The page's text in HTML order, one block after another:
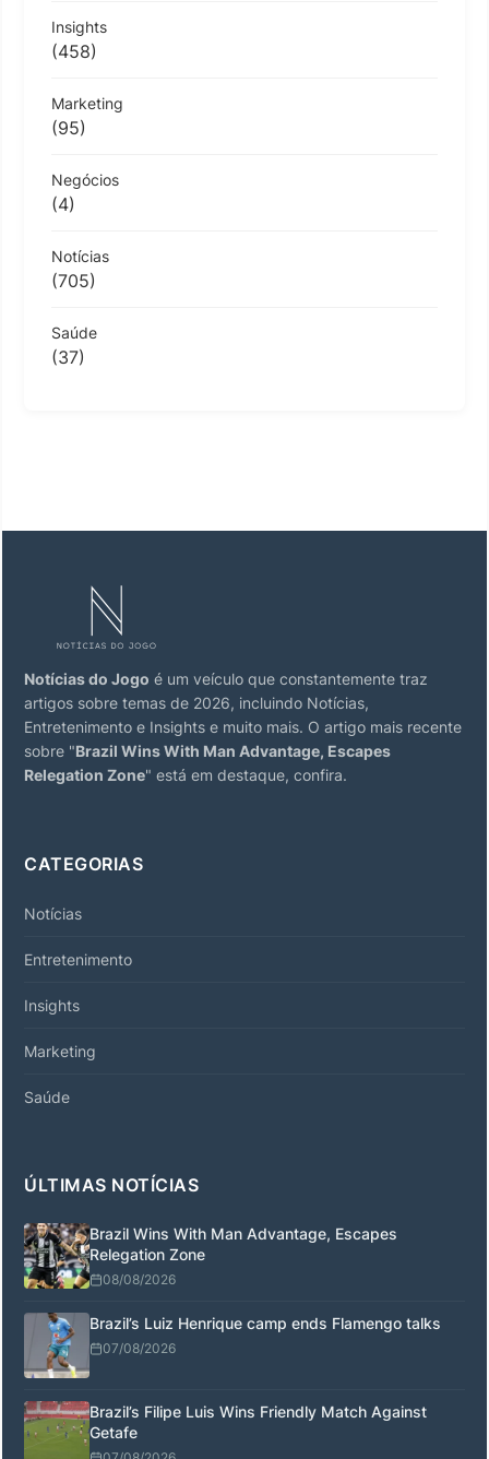
Insights
(458)
Marketing
(95)
Negócios
(4)
Notícias
(705)
Saúde
(37)
Notícias do Jogo é um veículo que constantemente traz
artigos sobre temas de 2026, incluindo Notícias,
Entretenimento e Insights e muito mais. O artigo mais recente
sobre "Brazil Wins With Man Advantage, Escapes
Relegation Zone" está em destaque, confira.
CATEGORIAS
Notícias
Entretenimento
Insights
Marketing
Saúde
ÚLTIMAS NOTÍCIAS
Brazil Wins With Man Advantage, Escapes
Relegation Zone
08/08/2026
Brazil’s Luiz Henrique camp ends Flamengo talks
07/08/2026
Brazil’s Filipe Luis Wins Friendly Match Against
Getafe